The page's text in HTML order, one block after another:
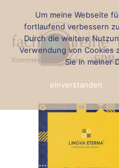
springen
Kommentar verfassen / Von
Um meine Webseite
fortlaufend verbessern
Durch die weitere
Verwendung von Cookies
Sie in meiner
einverstanden